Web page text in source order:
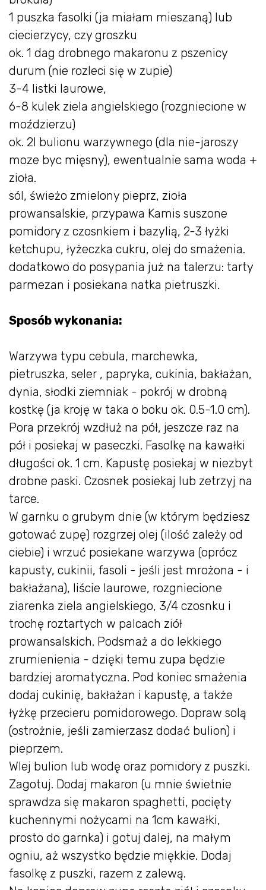
1 puszka fasolki (ja miałam mieszaną) lub
ciecierzycy, czy groszku
ok. 1 dag drobnego makaronu z pszenicy
durum (nie rozleci się w zupie)
3-4 listki laurowe,
6-8 kulek ziela angielskiego (rozgniecione w
moździerzu)
ok. 2l bulionu warzywnego (dla nie-jaroszy
moze byc mięsny), ewentualnie sama woda +
zioła.
sól, świeżo zmielony pieprz, zioła
prowansalskie, przypawa Kamis suszone
pomidory z czosnkiem i bazylią, 2-3 łyżki
ketchupu, łyżeczka cukru, olej do smażenia.
dodatkowo do posypania już na talerzu: tarty
parmezan i posiekana natka pietruszki.
Sposób wykonania:
Warzywa typu cebula, marchewka,
pietruszka, seler , papryka, cukinia, bakłażan,
dynia, słodki ziemniak - pokrój w drobną
kostkę (ja kroję w taka o boku ok. 0.5-1.0 cm).
Pora przekrój wzdłuż na pół, jeszcze raz na
pół i posiekaj w paseczki. Fasolkę na kawałki
długości ok. 1 cm. Kapustę posiekaj w niezbyt
drobne paski. Czosnek posiekaj lub zetrzyj na
tarce.
W garnku o grubym dnie (w którym będziesz
gotować zupę) rozgrzej olej (ilość zależy od
ciebie) i wrzuć posiekane warzywa (oprócz
kapusty, cukinii, fasoli - jeśli jest mrożona - i
bakłażana), liście laurowe, rozgniecione
ziarenka ziela angielskiego, 3/4 czosnku i
trochę roztartych w palcach ziół
prowansalskich. Podsmaż a do lekkiego
zrumienienia - dzięki temu zupa będzie
bardziej aromatyczna. Pod koniec smażenia
dodaj cukinię, bakłażan i kapustę, a także
łyżkę przecieru pomidorowego. Dopraw solą
(ostrożnie, jeśli zamierzasz dodać bulion) i
pieprzem.
Wlej bulion lub wodę oraz pomidory z puszki.
Zagotuj. Dodaj makaron (u mnie świetnie
sprawdza się makaron spaghetti, pocięty
kuchennymi nożycami na 1cm kawałki,
prosto do garnka) i gotuj dalej, na małym
ogniu, aż wszystko będzie miękkie. Dodaj
fasolkę z puszki, razem z zalewą.